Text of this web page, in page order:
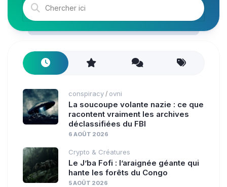
conspiracy / ovni
La soucoupe volante nazie : ce que
racontent vraiment les archives
déclassifiées du FBI
6 AOÛT 2026
Crypto & Créatures
Le J’ba Fofi : l’araignée géante qui
hante les forêts du Congo
5 AOÛT 2026